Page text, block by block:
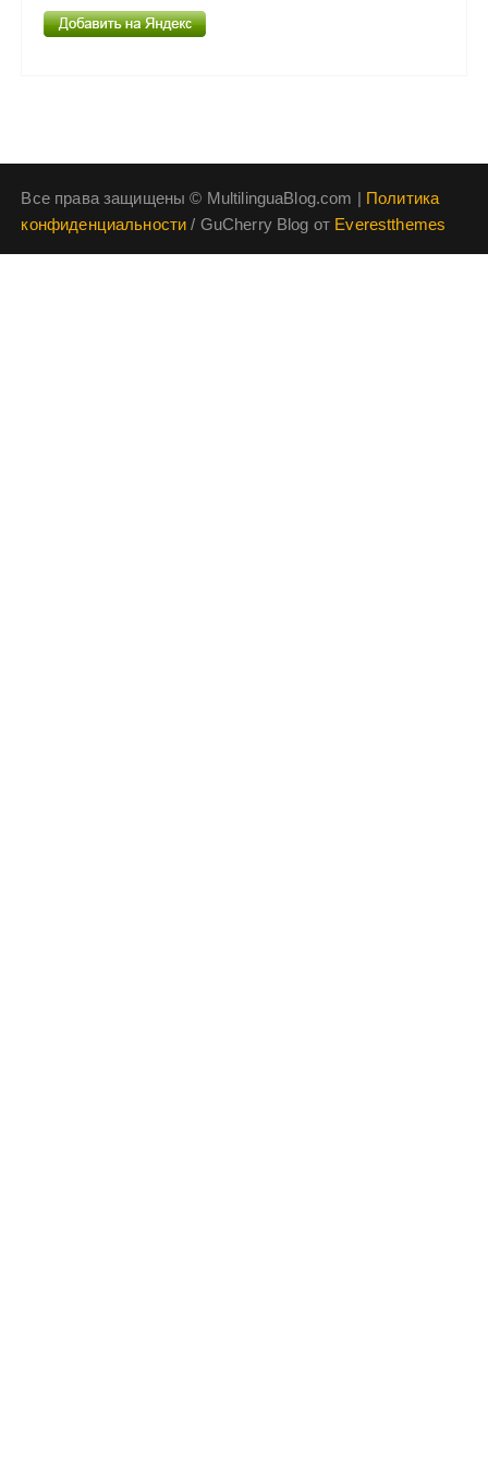
Все права защищены © MultilinguaBlog.com | Политика
конфиденциальности / GuCherry Blog от Everestthemes